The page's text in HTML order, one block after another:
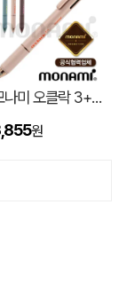
모나미 오클락 3+1멀티펜 (0.5) (모나미공식협력업체)
원
우) 08-08
스탠다드 에코백 (350x100x370mm) 08-07